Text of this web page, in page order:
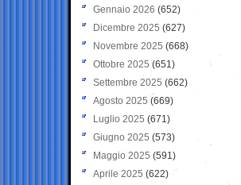
Gennaio 2026 (652)
Dicembre 2025 (627)
Novembre 2025 (668)
Ottobre 2025 (651)
Settembre 2025 (662)
Agosto 2025 (669)
Luglio 2025 (671)
Giugno 2025 (573)
Maggio 2025 (591)
Aprile 2025 (622)